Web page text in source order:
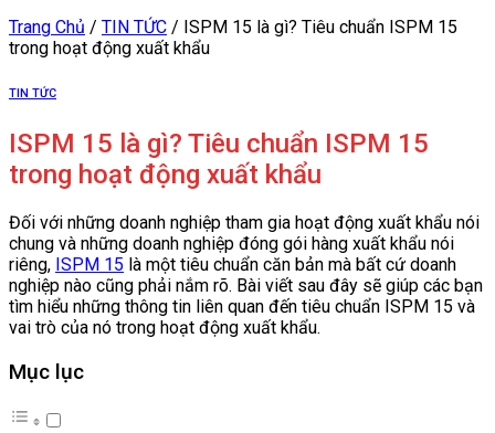
Trang Chủ / TIN TỨC / ISPM 15 là gì? Tiêu chuẩn ISPM 15
trong hoạt động xuất khẩu
TIN TỨC
ISPM 15 là gì? Tiêu chuẩn ISPM 15
trong hoạt động xuất khẩu
Đối với những doanh nghiệp tham gia hoạt động xuất khẩu nói
chung và những doanh nghiệp đóng gói hàng xuất khẩu nói
riêng, ISPM 15 là một tiêu chuẩn căn bản mà bất cứ doanh
nghiệp nào cũng phải nắm rõ. Bài viết sau đây sẽ giúp các bạn
tìm hiểu những thông tin liên quan đến tiêu chuẩn ISPM 15 và
vai trò của nó trong hoạt động xuất khẩu.
Mục lục